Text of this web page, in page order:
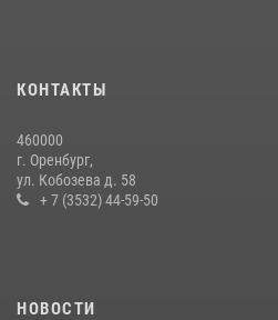
11 июля 2026, 12:22
провёл рабочую встречу с ректором ОГУ
16 июля 2026, 10:15
КОНТАКТЫ
460000
г. Оренбург,
ул. Кобозева д. 58
+ 7 (3532) 44-59-50
НОВОСТИ